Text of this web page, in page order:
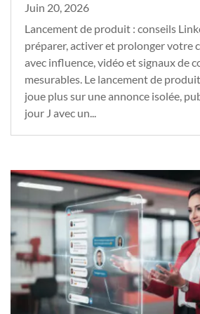
Juin 20, 2026
Lancement de produit : conseils
préparer, activer et prolonger votre
avec influence, vidéo et signaux de
mesurables. Le lancement de
joue plus sur une annonce isolée,
jour J avec un...